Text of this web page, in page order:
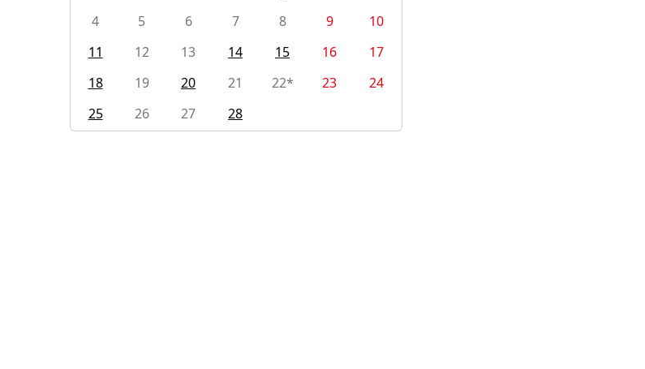
4
5 6 7 8 9
10
11
12 13 14 15 16
17
18
19 20 21 22* 23
24
25
26 27 28